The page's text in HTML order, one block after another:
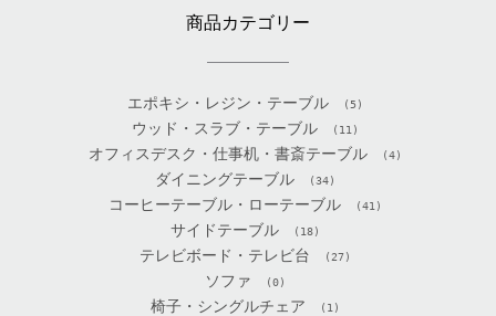
商品カテゴリー
エポキシ・レジン・テーブル (5)
ウッド・スラブ・テーブル (11)
オフィスデスク・仕事机・書斎テーブル (4)
ダイニングテーブル (34)
コーヒーテーブル・ローテーブル (41)
サイドテーブル (18)
テレビボード・テレビ台 (27)
ソファ (0)
椅子・シングルチェア (1)